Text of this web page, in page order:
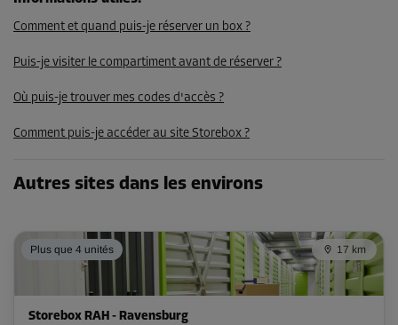
70,00 EUR/mois
Surface: 2,3 m²
Dès
75,00 EUR/mois
Compartiment 28
Comment et quand puis-je réserver un box ?
Puis-je visiter le compartiment avant de réserver ?
Où puis-je trouver mes codes d'accès ?
Comment puis-je accéder au site Storebox ?
Autres sites dans les environs
Plus que 4 unités 17 km
Storebox RAH - Ravensburg